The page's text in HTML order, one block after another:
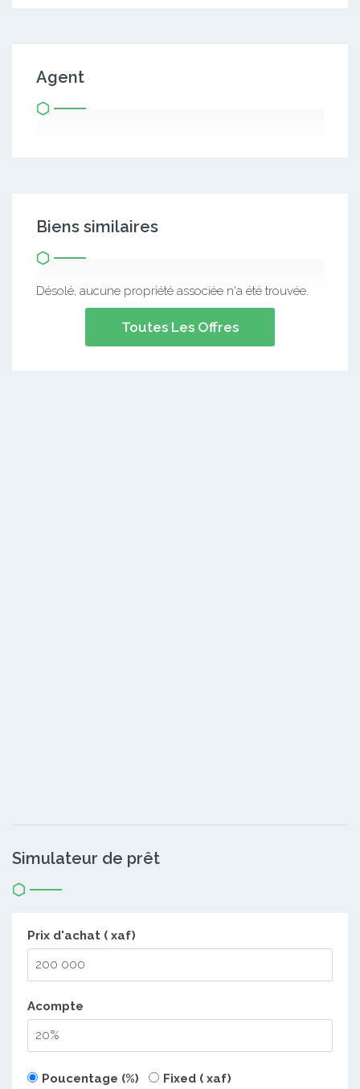
Agent
Biens similaires
Désolé, aucune propriété associée n'a été trouvée.
Toutes Les Offres
Simulateur de prêt
Prix d'achat ( xaf)
Acompte
Poucentage (%) Fixed ( xaf)